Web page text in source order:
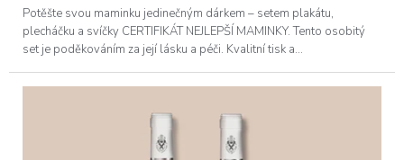
z
5
hvězdiček.
Potěšte svou maminku jedinečným dárkem – setem plakátu,
plecháčku a svíčky CERTIFIKÁT NEJLEPŠÍ MAMINKY. Tento osobitý
set je poděkováním za její lásku a péči. Kvalitní tisk a...